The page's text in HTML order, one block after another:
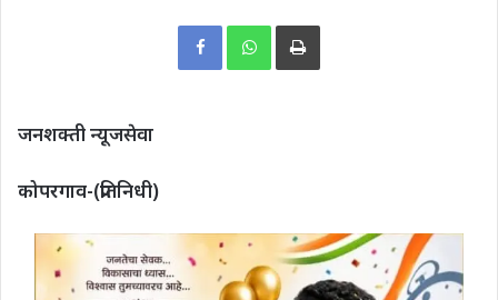
Print
जनशक्ती न्यूजसेवा
कोपरगाव-(प्रतिनिधी)